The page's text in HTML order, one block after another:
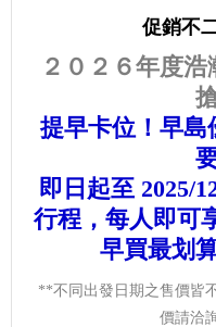
促銷不
２０２６年度
提早卡位！早島
即日起至 2025/
行程，每人即可
早買最划
**不同出發日期之售價皆
價請洽